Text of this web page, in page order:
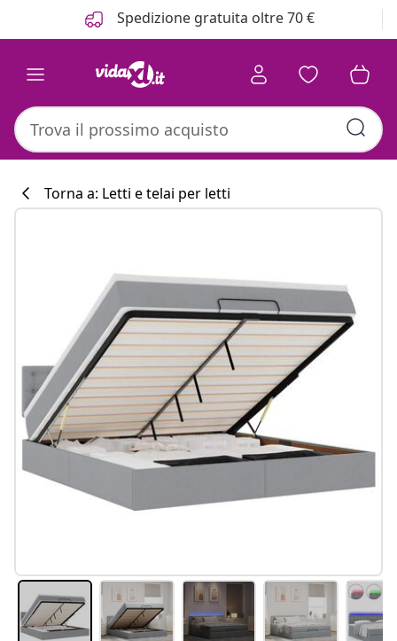
Spedizione gratuita oltre 70 €
Torna a: Letti e telai per letti